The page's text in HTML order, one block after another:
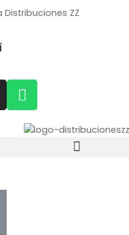
Distribuciones ZZ